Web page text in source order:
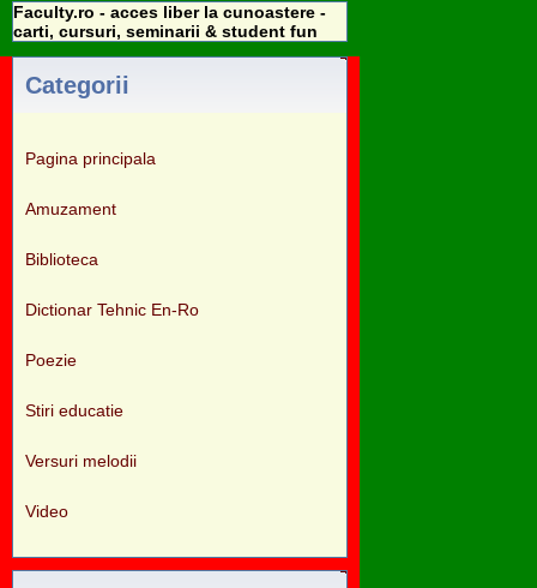
Faculty.ro - acces liber la cunoastere -
carti, cursuri, seminarii & student fun
Categorii
Pagina principala
Amuzament
Biblioteca
Dictionar Tehnic En-Ro
Poezie
Stiri educatie
Versuri melodii
Video